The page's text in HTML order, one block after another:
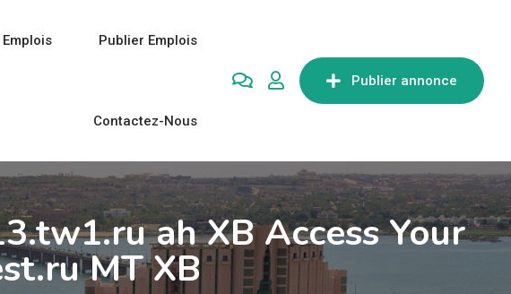
Publier annonce
Emplois Publier Emplois
Contactez-Nous
ah XB Access Your
MT XB